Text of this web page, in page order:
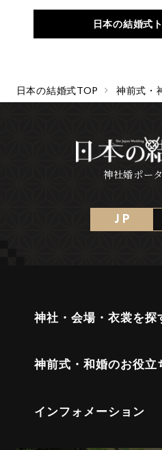
日本の結婚式TOP 神前式・
日本の結婚式
神社婚ポー
J P
神社・会場・衣裳を探
神前式・和婚のお役立
インフォメーション